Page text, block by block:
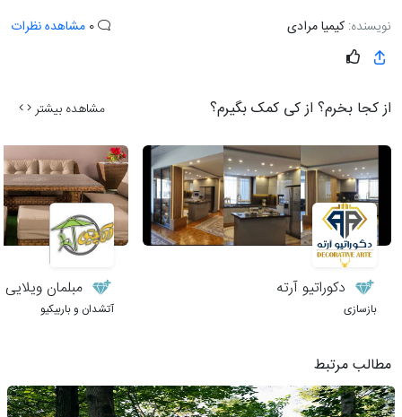
نویسنده: کیمیا مرادی مشاهده نظرات
از کجا بخرم؟ از کی کمک بگیرم؟ مشاهده بیشتر
دکوراتیو آرته
بازسازی
مبلمان
آتشدان و باربیکیو
مطالب مرتبط